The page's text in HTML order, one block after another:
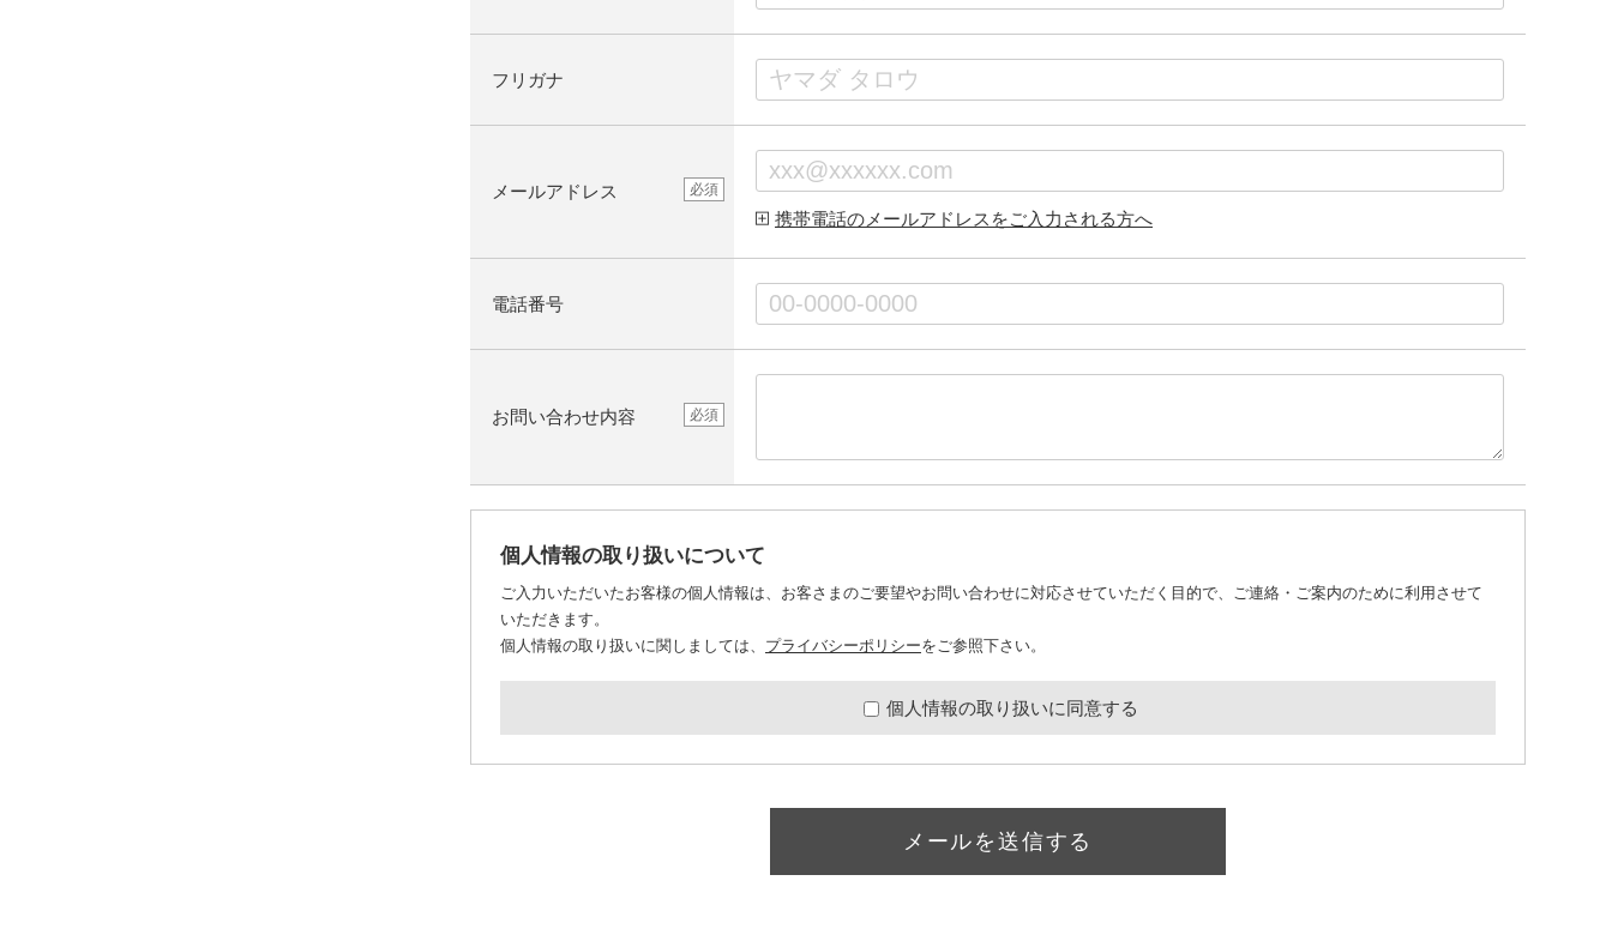
フリガナ
メールアドレス 必須
携帯電話のメールアドレスをご入力される方へ
電話番号
お問い合わせ内容 必須
個人情報の取り扱いについて
ご入力いただいたお客様の個人情報は、お客さまのご要望やお問い合わせに対応させていただく目的で、ご連絡・ご案内のために利用させて
いただきます。
個人情報の取り扱いに関しましては、 プライバシーポリシーをご参照下さい。
個人情報の取り扱いに同意する
メールを送信する